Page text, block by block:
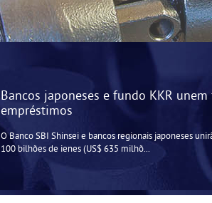
Bancos japoneses e fundo KKR
empréstimos
O Banco SBI Shinsei e bancos regionais japoneses
100 bilhões de ienes (US$ 635 milhõ...